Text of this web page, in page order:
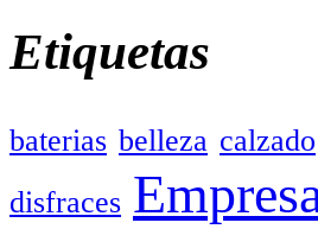
Etiquetas
baterias belleza calzado
disfraces